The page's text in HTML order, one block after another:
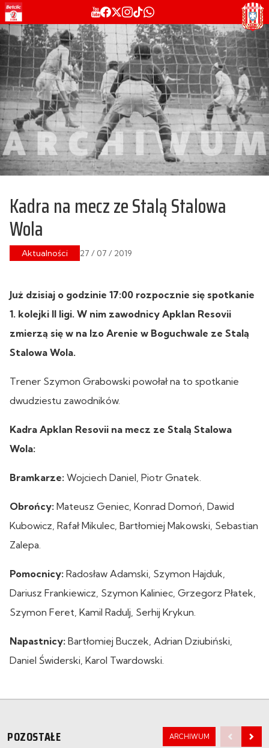
Kadra na mecz ze Stalą Stalowa
Wola
Aktualności 27 / 07 / 2019
Już dzisiaj o godzinie 17:00 rozpocznie się spotkanie
1. kolejki II ligi. W nim zawodnicy Apklan Resovii
zmierzą się w na Izo Arenie w Boguchwale ze Stalą
Stalowa Wola.
Trener Szymon Grabowski powołał na to spotkanie
dwudziestu zawodników.
Kadra Apklan Resovii na mecz ze Stalą Stalowa
Wola:
Bramkarze: Wojciech Daniel, Piotr Gnatek.
Obrońcy: Mateusz Geniec, Konrad Domoń, Dawid
Kubowicz, Rafał Mikulec, Bartłomiej Makowski, Sebastian
Zalepa.
Pomocnicy: Radosław Adamski, Szymon Hajduk,
Dariusz Frankiewicz, Szymon Kaliniec, Grzegorz Płatek,
Szymon Feret, Kamil Radulj, Serhij Krykun.
Napastnicy: Bartłomiej Buczek, Adrian Dziubiński,
Daniel Świderski, Karol Twardowski.
POZOSTAŁE ARCHIWUM